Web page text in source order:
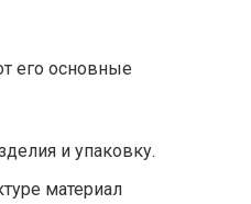
его основные
и упаковку.
материал